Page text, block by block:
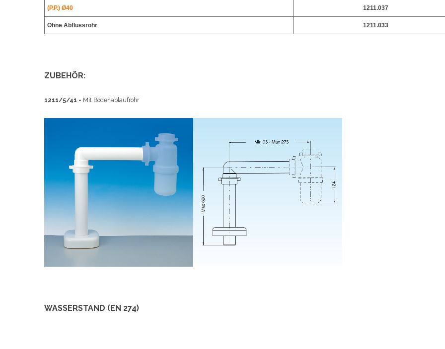
(P.P.) Ø40 1211.037
Ohne Abflussrohr 1211.033
ZUBEHÖR:
1211/5/41 - Mit Bodenablaufrohr
WASSERSTAND (EN 274)